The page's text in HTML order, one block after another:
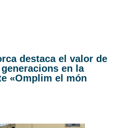
destaca el valor de
en la
«Omplim el món